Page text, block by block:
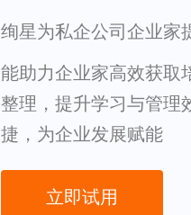
绚星为私企公司企业家
能助力企业家高效获取
整理，提升学习与管理
捷，为企业发展赋能
立即试用